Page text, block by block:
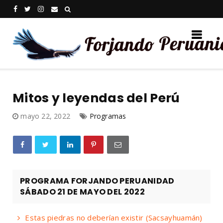
Mitos y leyendas del Perú
mayo 22, 2022 Programas
PROGRAMA FORJANDO PERUANIDAD
SÁBADO 21 DE MAYO DEL 2022
Estas piedras no deberían existir (Sacsayhuamán)